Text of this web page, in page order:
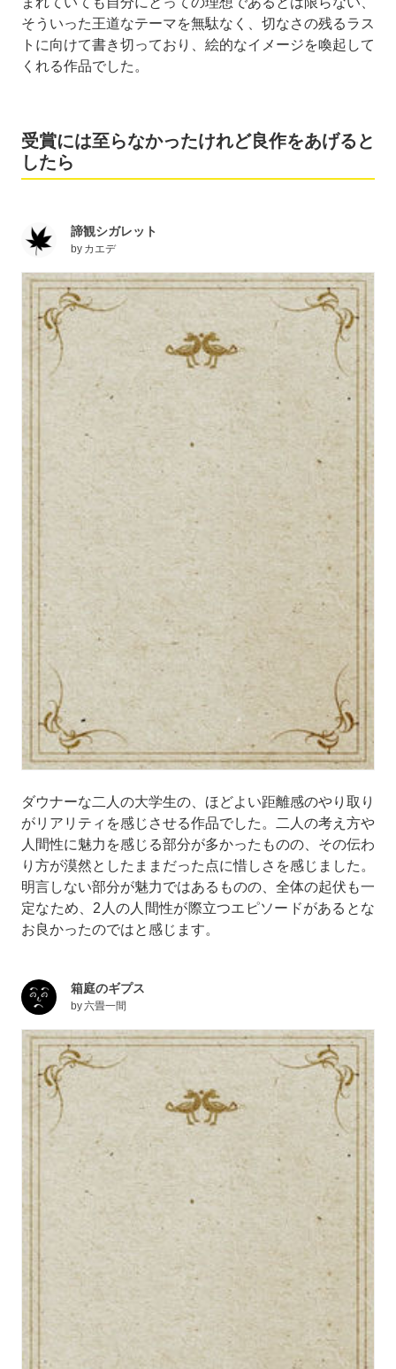
そういった王道なテーマを無駄なく、切なさの残るラス
トに向けて書き切っており、絵的なイメージを喚起して
くれる作品でした。
受賞には至らなかったけれど良作をあげると
したら
諦観シガレット
by カエデ
ダウナーな二人の大学生の、ほどよい距離感のやり取り
がリアリティを感じさせる作品でした。二人の考え方や
人間性に魅力を感じる部分が多かったものの、その伝わ
り方が漠然としたままだった点に惜しさを感じました。
明言しない部分が魅力ではあるものの、全体の起伏も一
定なため、2人の人間性が際立つエピソードがあるとな
お良かったのではと感じます。
箱庭のギプス
by六畳一間